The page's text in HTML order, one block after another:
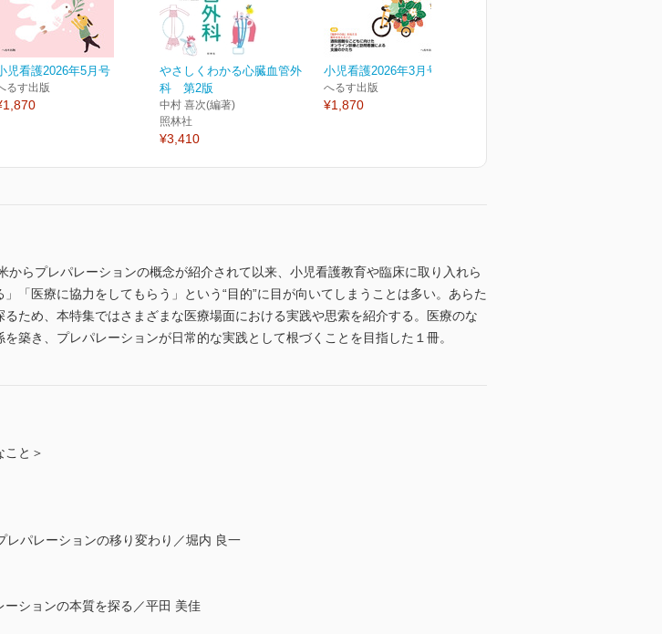
児看護2026年5月号
るす出版
やさしくわかる心臓血管外
科 第2版
中村 喜次(編著)
照林社
¥3,410
小児看護2026年3月号
へるす出版
¥1,870
らプレパレーションの概念が紹介されて以来、小児看護教育や臨床に取り入れら
「医療に協力をしてもらう」という“目的”に目が向いてしまうことは多い。あらた
ため、本特集ではさまざまな医療場面における実践や思索を紹介する。医療のな
築き、プレパレーションが日常的な実践として根づくことを目指した１冊。
こと＞
パレーションの移り変わり／堀内 良一
ーションの本質を探る／平田 美佳